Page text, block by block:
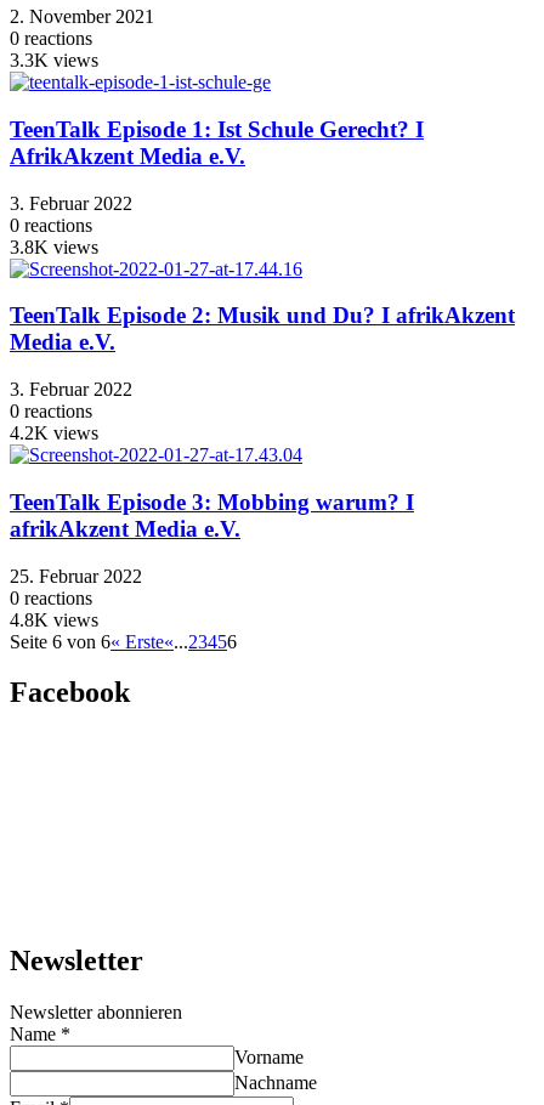
2. November 2021
0 reactions
3.3K views
TeenTalk Episode 1: Ist Schule Gerecht? I
AfrikAkzent Media e.V.
3. Februar 2022
0 reactions
3.8K views
TeenTalk Episode 2: Musik und Du? I afrikAkzent
Media e.V.
3. Februar 2022
0 reactions
4.2K views
TeenTalk Episode 3: Mobbing warum? I
afrikAkzent Media e.V.
25. Februar 2022
0 reactions
4.8K views
Seite 6 von 6« Erste«...23456
Facebook
Newsletter
Newsletter abonnieren
Name *
Vorname
Nachname